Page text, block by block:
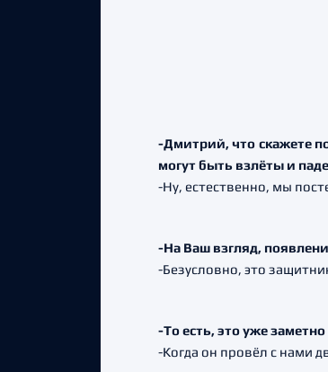
-Дмитрий, что скажете
могут быть взлёты и
-Ну, естественно, мы
-На Ваш взгляд,
-Безусловно, это
-То есть, это уже
-Когда он провёл с нами